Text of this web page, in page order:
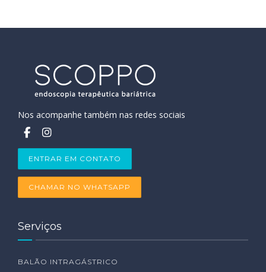
Nos acompanhe também nas redes sociais
ENTRAR EM CONTATO
CHAMAR NO WHATSAPP
Serviços
BALÃO INTRAGÁSTRICO